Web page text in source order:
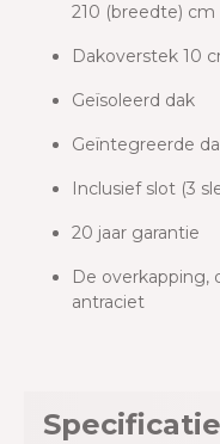
210 (breedte) cm
Dakoverstek 10
Geïsoleerd dak
Geïntegreerde
Inclusief slot (3
20 jaar garantie
De overkapping,
antraciet